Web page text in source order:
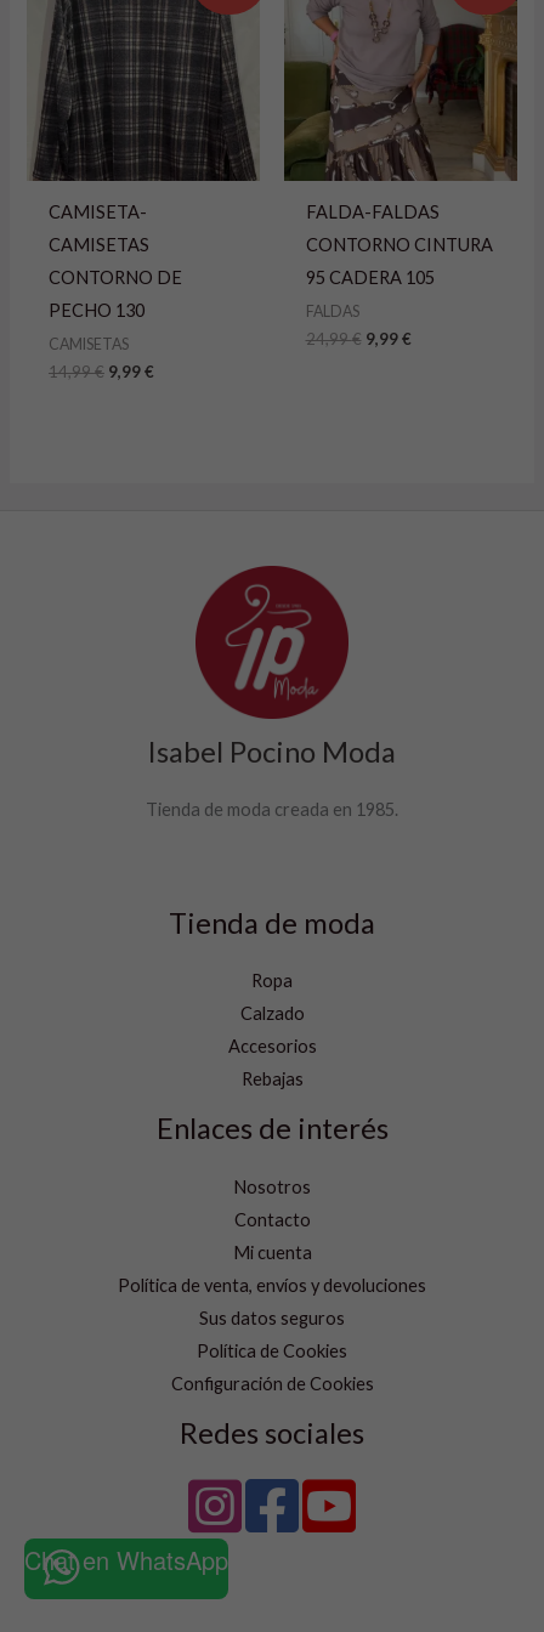
CAMISETA-
CAMISETAS
CONTORNO DE
PECHO 130
CAMISETAS
14,99€
era:
14,99 €.
9,99€
es:
9,99 €.
FALDA-FALDAS
CONTORNO CINTURA
95 CADERA 105
FALDAS
24,99€
era:
24,99 €.
9,99€
9,99 €.
Isabel Pocino Moda
Tienda de moda creada en 1985.
Tienda de moda
Ropa
Calzado
Accesorios
Rebajas
Enlaces de interés
Nosotros
Contacto
Mi cuenta
Política de venta, envíos y devoluciones
Sus datos seguros
Política de Cookies
Configuración de Cookies
Redes sociales
Chat en WhatsApp